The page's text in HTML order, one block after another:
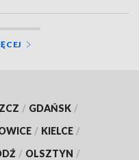
/ GDAŃSK /
/ KIELCE /
/ OLSZTYN /